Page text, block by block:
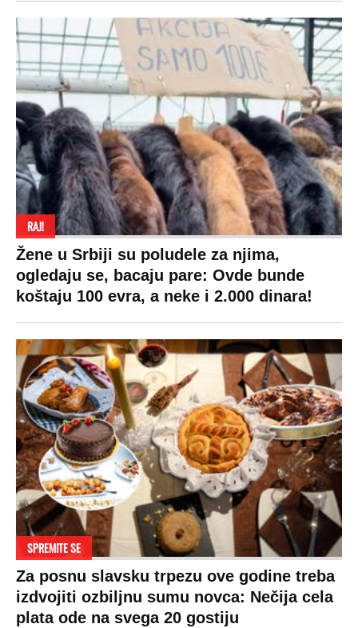
RAJ!
Žene u Srbiji su poludele za njima,
ogledaju se, bacaju pare: Ovde bunde
koštaju 100 evra, a neke i 2.000 dinara!
SPREMITE SE
Za posnu slavsku trpezu ove godine treba
izdvojiti ozbiljnu sumu novca: Nečija cela
plata ode na svega 20 gostiju